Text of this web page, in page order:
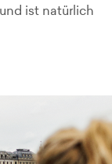
ist natürlich